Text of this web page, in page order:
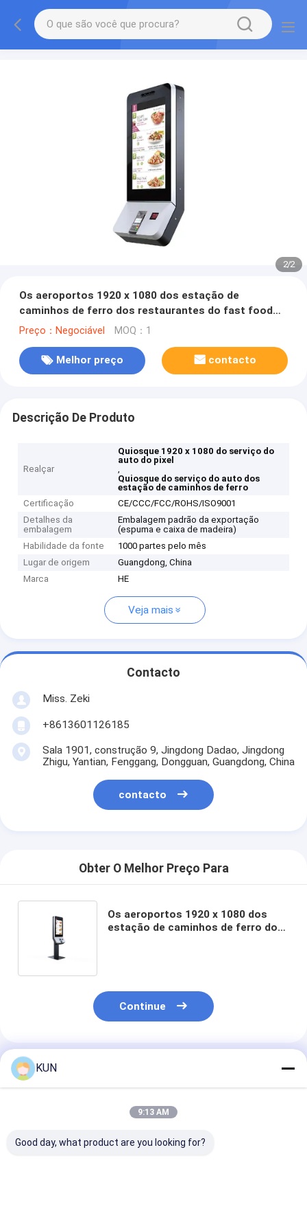
2/2
Os aeroportos 1920 x 1080 dos estação de
caminhos de ferro dos restaurantes do fast food
do quiosque do serviço do auto do pixel
Preço：Negociável MOQ：1
Melhor preço contacto
Descrição De Produto
Realçar
Quiosque 1920 x 1080 do serviço do
auto do pixel
,
Quiosque do serviço do auto dos
estação de caminhos de ferro
Certificação
CE/CCC/FCC/ROHS/ISO9001
Detalhes da
embalagem
Embalagem padrão da exportação
(espuma e caixa de madeira)
Habilidade da fonte
1000 partes pelo mês
Lugar de origem
Guangdong, China
Marca
HE
Veja mais
Contacto
Miss. Zeki
+8613601126185
Sala 1901, construção 9, Jingdong Dadao, Jingdong
Zhigu, Yantian, Fenggang, Dongguan, Guangdong, China
contacto
Obter O Melhor Preço Para
Os aeroportos 1920 x 1080 dos
estação de caminhos de ferro dos
Continue
Produtos Recomendados
KUN
9:13 AM
Good day, what product are you looking for?